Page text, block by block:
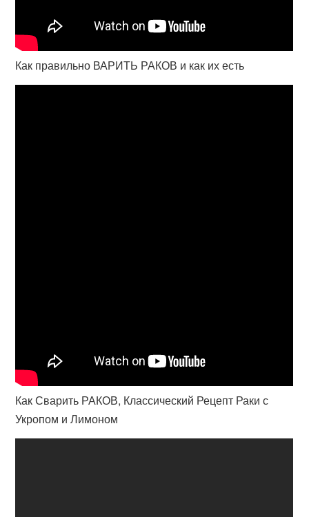
Как правильно ВАРИТЬ РАКОВ и как их есть
Как Сварить РАКОВ, Классический Рецепт Раки с
Укропом и Лимоном